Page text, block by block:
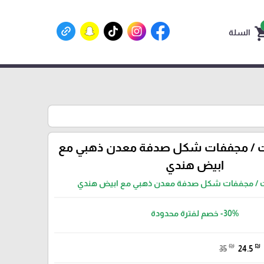
السلة
/ مجففات شكل صدفة معدن ذهبي مع
ابيض هندي
/ مجففات شكل صدفة معدن ذهبي مع ابيض هندي
-30% خصم لفترة محدودة
35 ₪ 24.5 ₪